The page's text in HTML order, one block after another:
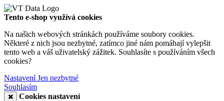
Tento e-shop využívá cookies
Na našich webových stránkách používáme soubory cookies.
Některé z nich jsou nezbytné, zatímco jiné nám pomáhají vylepšit
tento web a váš uživatelský zážitek. Souhlasíte s používáním všech
cookies?
NastaveníJen nezbytné
Souhlasím
Cookies nastavení